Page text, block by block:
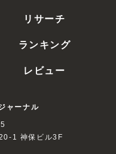
リサーチ
ランキング
レビュー
ャーナル
1 神保ビル3F